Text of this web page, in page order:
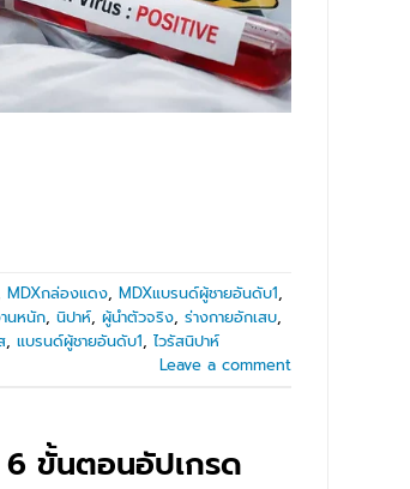
MDXกล่องแดง, MDXแบรนด์ผู้ชายอันดับ1,
นหนัก, นิปาห์, ผู้นำตัวจริง, ร่างกายอักเสบ,
, แบรนด์ผู้ชายอันดับ1, ไวรัสนิปาห์
Leave a comment
ขั้นตอนอัปเกรด